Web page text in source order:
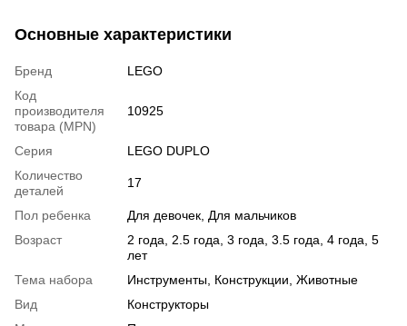
Основные характеристики
Бренд
LEGO
Код
производителя
товара (MPN)
10925
Серия
LEGO DUPLO
Количество
деталей
17
Пол ребенка
Для девочек, Для мальчиков
Возраст
2 года, 2.5 года, 3 года, 3.5 года, 4 года, 5
лет
Тема набора
Инструменты, Конструкции, Животные
Вид
Конструкторы